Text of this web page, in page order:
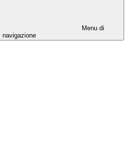
Menu di
navigazione